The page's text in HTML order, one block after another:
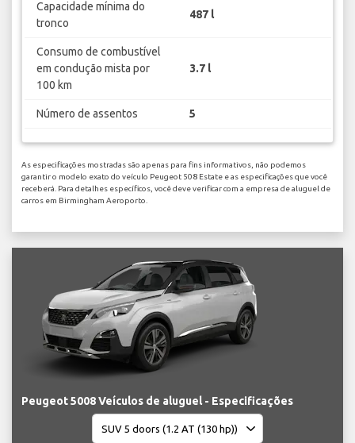
Capacidade mínima do
tronco
487 l
Consumo de combustível
em condução mista por
100 km
3.7 l
Número de assentos 5
As especificações mostradas são apenas para fins informativos, não podemos
garantir o modelo exato do veículo Peugeot 508 Estate e as especificações que você
receberá. Para detalhes específicos, você deve verificar com a empresa de aluguel de
carros em Birmingham Aeroporto.
Peugeot 5008 Veículos de aluguel - Especificações